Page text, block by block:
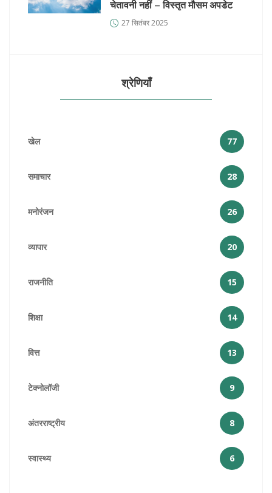
चेतावनी नहीं – विस्तृत मौसम अपडेट
27 सितंबर 2025
श्रेणियाँ
खेल 77
समाचार 28
मनोरंजन 26
व्यापार 20
राजनीति 15
शिक्षा 14
वित्त 13
टेक्नोलॉजी 9
अंतरराष्ट्रीय 8
स्वास्थ्य 6